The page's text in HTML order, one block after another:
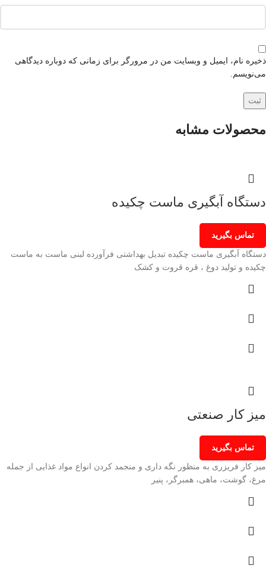
ذخیره نام، ایمیل و وبسایت من در مرورگر برای زمانی که دوباره دیدگاهی
می‌نویسم.
محصولات مشابه
دستگاه آبگیری ماست چکیده
تماس بگیرید
دستگاه آبگیری ماست چکیده تبدیل بهداشتی فرآورده لبنی ماست به ماست
چکیده و تولید دوغ ، قره قروت و کشک
میز کار صنعتی
تماس بگیرید
میز کار فریزری به منظور نگه داری و منجمد کردن انواع مواد غذایی از جمله
مرغ، گوشت، ماهی، همبرگر، پنیر